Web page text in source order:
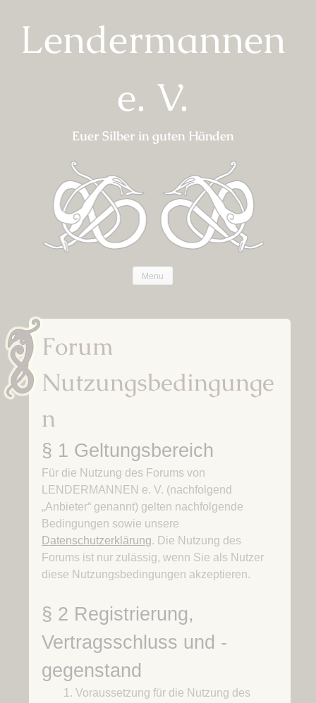
contentLendermannen
e. V.
Euer Silber in guten Händen
Menu
Forum
Nutzungsbedingunge
n
§ 1 Geltungsbereich
Für die Nutzung des Forums von
LENDERMANNEN e. V. (nachfolgend
„Anbieter“ genannt) gelten nachfolgende
Bedingungen sowie unsere
Datenschutzerklärung. Die Nutzung des
Forums ist nur zulässig, wenn Sie als Nutzer
diese Nutzungsbedingungen akzeptieren.
§ 2 Registrierung,
Vertragsschluss und -
gegenstand
Voraussetzung für die Nutzung des